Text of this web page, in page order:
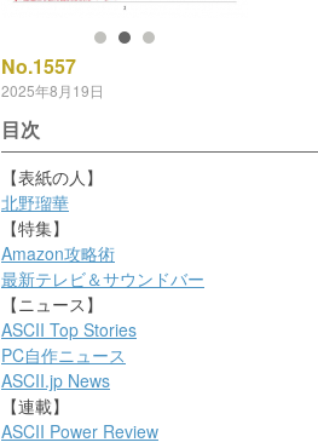
No.1557
2025年8月19日
目次
【表紙の人】
北野瑠華
【特集】
Amazon攻略術
最新テレビ＆サウンドバー
【ニュース】
ASCII Top Stories
PC自作ニュース
ASCII.jp News
【連載】
ASCII Power Review